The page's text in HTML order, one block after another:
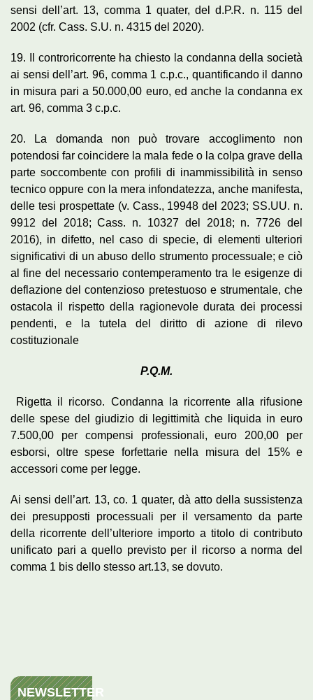
sensi dell’art. 13, comma 1 quater, del d.P.R. n. 115 del
2002 (cfr. Cass. S.U. n. 4315 del 2020).
19. Il controricorrente ha chiesto la condanna della società
ai sensi dell’art. 96, comma 1 c.p.c., quantificando il danno
in misura pari a 50.000,00 euro, ed anche la condanna ex
art. 96, comma 3 c.p.c.
20. La domanda non può trovare accoglimento non
potendosi far coincidere la mala fede o la colpa grave della
parte soccombente con profili di inammissibilità in senso
tecnico oppure con la mera infondatezza, anche manifesta,
delle tesi prospettate (v. Cass., 19948 del 2023; SS.UU. n.
9912 del 2018; Cass. n. 10327 del 2018; n. 7726 del
2016), in difetto, nel caso di specie, di elementi ulteriori
significativi di un abuso dello strumento processuale; e ciò
al fine del necessario contemperamento tra le esigenze di
deflazione del contenzioso pretestuoso e strumentale, che
ostacola il rispetto della ragionevole durata dei processi
pendenti, e la tutela del diritto di azione di rilevo
costituzionale
P.Q.M.
Rigetta il ricorso. Condanna la ricorrente alla rifusione
delle spese del giudizio di legittimità che liquida in euro
7.500,00 per compensi professionali, euro 200,00 per
esborsi, oltre spese forfettarie nella misura del 15% e
accessori come per legge.
Ai sensi dell’art. 13, co. 1 quater, dà atto della sussistenza
dei presupposti processuali per il versamento da parte
della ricorrente dell’ulteriore importo a titolo di contributo
unificato pari a quello previsto per il ricorso a norma del
comma 1 bis dello stesso art.13, se dovuto.
NEWSLETTER